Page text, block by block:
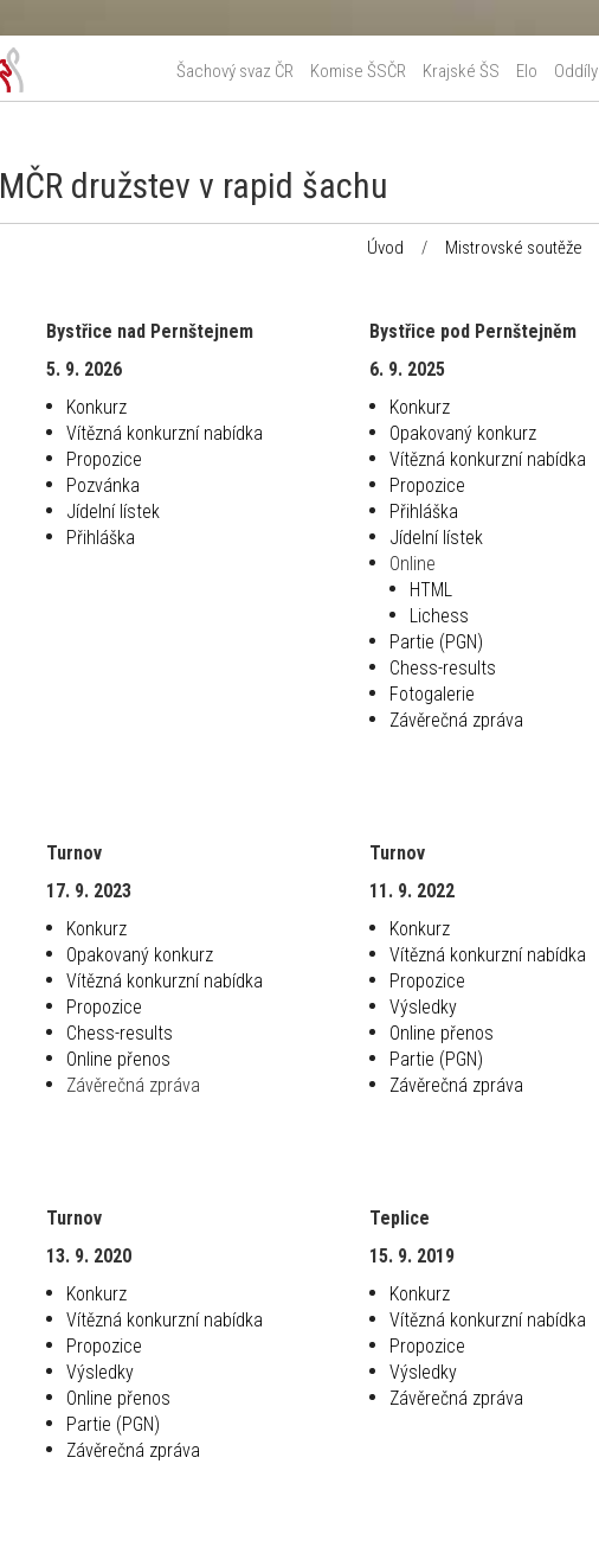
Šachový svaz ČR Komise ŠSČR Krajské ŠS Elo Oddíly
MČR družstev v rapid šachu
Bystřice nad Pernštejnem
5. 9. 2026
Konkurz
Vítězná konkurzní nabídka
Propozice
Pozvánka
Jídelní lístek
Přihláška
Bystřice pod Pernštejněm
6. 9. 2025
Konkurz
Opakovaný konkurz
Vítězná konkurzní nabídka
Propozice
Přihláška
Jídelní lístek
Online
HTML
Lichess
Partie (PGN)
Chess-results
Fotogalerie
Závěrečná zpráva
Turnov
17. 9. 2023
Konkurz
Opakovaný konkurz
Vítězná konkurzní nabídka
Propozice
Chess-results
Online přenos
Závěrečná zpráva
Turnov
11. 9. 2022
Konkurz
Vítězná konkurzní nabídka
Propozice
Výsledky
Online přenos
Partie (PGN)
Závěrečná zpráva
Turnov
13. 9. 2020
Konkurz
Vítězná konkurzní nabídka
Propozice
Výsledky
Online přenos
Partie (PGN)
Závěrečná zpráva
Teplice
15. 9. 2019
Konkurz
Vítězná konkurzní nabídka
Propozice
Výsledky
Závěrečná zpráva
Úvod / Mistrovské soutěže